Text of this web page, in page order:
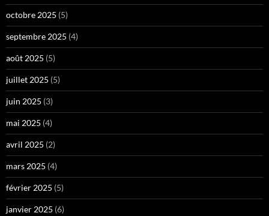
octobre 2025 (5)
septembre 2025 (4)
août 2025 (5)
juillet 2025 (5)
juin 2025 (3)
mai 2025 (4)
avril 2025 (2)
mars 2025 (4)
février 2025 (5)
janvier 2025 (6)